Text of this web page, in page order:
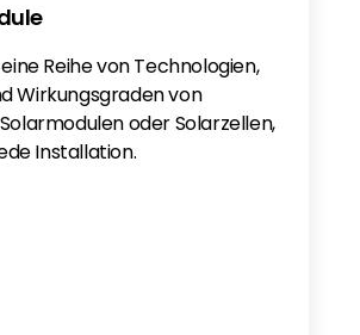
Reihe von Technologien,
Wirkungsgraden von
oder Solarzellen,
Installation.